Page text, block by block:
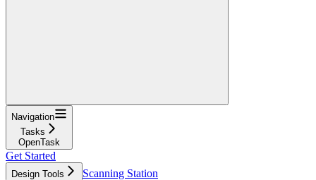
Navigation
Tasks
OpenTask
Get Started
Design Tools
Scanning Station